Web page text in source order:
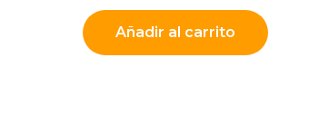
Añadir al carrito